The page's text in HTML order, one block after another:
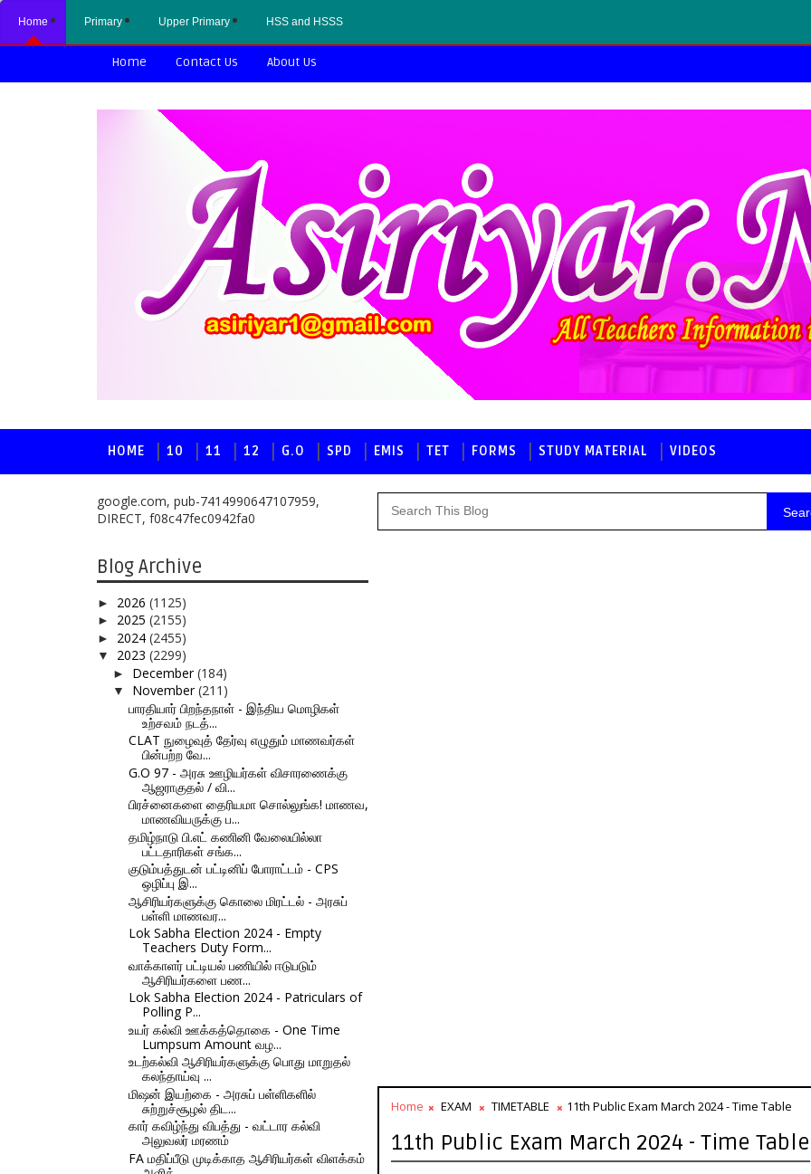
Home Primary Upper Primary HSS and HSSS
Home Contact Us About Us
HOME 10 11 12 G.O SPD EMIS TET FORMS STUDY MATERIAL VIDEOS
google.com, pub-7414990647107959,
DIRECT, f08c47fec0942fa0
Blog Archive
► 2026 (1125)
► 2025 (2155)
► 2024 (2455)
▼ 2023 (2299)
► December(184)
▼ November(211)
பாரதியார் பிறந்தநாள் - இந்திய மொழிகள்
உற்சவம் நடத்...
CLAT நுழைவுத் தேர்வு எழுதும் மாணவர்கள்
பின்பற்ற வே...
G.O 97 - அரசு ஊழியர்கள் விசாரணைக்கு
ஆஜராகுதல் / வி...
பிரச்னைகளை தைரியமா சொல்லுங்க! மாணவ,
மாணவியருக்கு ப...
தமிழ்நாடு பி.எட் கணினி வேலையில்லா
பட்டதாரிகள் சங்க...
குடும்பத்துடன் பட்டினிப் போராட்டம் - CPS
ஒழிப்பு இ...
ஆசிரியர்களுக்கு கொலை மிரட்டல் - அரசுப்
பள்ளி மாணவர...
Lok Sabha Election 2024 - Empty
Teachers Duty Form...
வாக்காளர் பட்டியல் பணியில் ஈடுபடும்
ஆசிரியர்களை பண...
Lok Sabha Election 2024 - Patriculars of
Polling P...
உயர் கல்வி ஊக்கத்தொகை - One Time
Lumpsum Amount வழ...
உடற்கல்வி ஆசிரியர்களுக்கு பொது மாறுதல்
கலந்தாய்வு ...
மிஷன் இயற்கை - அரசுப் பள்ளிகளில்
சுற்றுச்சூழல் திட...
கார் கவிழ்ந்து விபத்து - வட்டார கல்வி
அலுவலர் மரணம்
FA மதிப்பீடு முடிக்காத ஆசிரியர்கள் விளக்கம்
Home EXAM TIMETABLE 11th Public Exam March 2024 - Time Table
11th Public Exam March 2024 - Time Table